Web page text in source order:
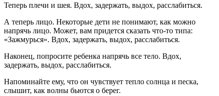
Теперь плечи и шея. Вдох, задержать, выдох, расслабиться.
А теперь лицо. Некоторые дети не понимают, как можно
напрячь лицо. Может, вам придется сказать что-то типа:
«Зажмурься». Вдох, задержать, выдох, расслабиться.
Наконец, попросите ребенка напрячь все тело. Вдох,
задержать, выдох, расслабиться.
Напоминайте ему, что он чувствует тепло солнца и песка,
слышит, как волны бьются о берег.